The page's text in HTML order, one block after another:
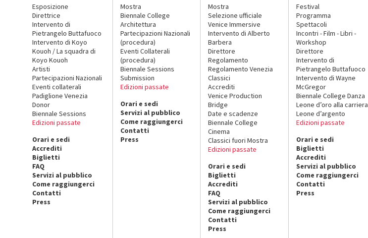
Esposizione
Direttrice
Intervento di
Pietrangelo Buttafuoco
Intervento di Koyo
Kouoh / La squadra di
Koyo Kouoh
Artisti
Partecipazioni Nazionali
Eventi collaterali
Padiglione Venezia
Donor
Biennale Sessions
Edizioni passate
Orari e sedi
Accrediti
Biglietti
FAQ
Servizi al pubblico
Come raggiungerci
Contatti
Press
Mostra
Biennale College
Architettura
Partecipazioni Nazionali
(procedura)
Eventi Collaterali
(procedura)
Biennale Sessions
Submission
Edizioni passate
Orari e sedi
Servizi al pubblico
Come raggiungerci
Contatti
Press
Mostra
Selezione ufficiale
Venice Immersive
Intervento di Alberto
Barbera
Direttore
Regolamento
Regolamento Venezia
Classici
Accrediti
Venice Production
Bridge
Date e scadenze
Biennale College
Cinema
Classici fuori Mostra
Edizioni passate
Orari e sedi
Biglietti
Accrediti
FAQ
Servizi al pubblico
Come raggiungerci
Contatti
Press
Festival
Programma
Spettacoli
Incontri - Film - Libri -
Workshop
Direttore
Intervento di
Pietrangelo Buttafuoco
Intervento di Wayne
McGregor
Biennale College Danza
Leone d’oro alla carriera
Leone d’argento
Edizioni passate
Orari e sedi
Biglietti
Accrediti
Servizi al pubblico
Come raggiungerci
Contatti
Press